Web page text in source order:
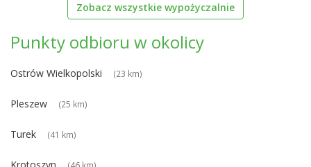
Zobacz wszystkie wypożyczalnie
Punkty odbioru w okolicy
Ostrów Wielkopolski (23 km)
Pleszew (25 km)
Turek (41 km)